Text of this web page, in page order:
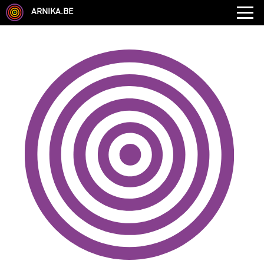
ARNIKA.BE
AUTRE COMPÉTENCE TYPE
LANGUES PARLÉES ÉCOLE
CHEVEUX TAILLE
CORPULENCE ANNÉE DE NAISSANCE
ANNULER LES FILTRES